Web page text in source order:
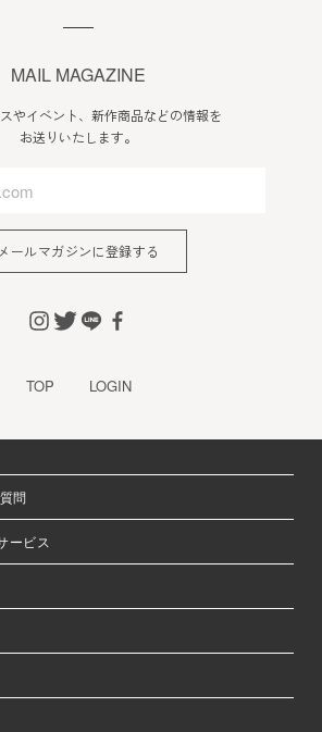
になります。
ら提供された個人情報
にあたって、会員の住所、電話番号、購
人情報を適切かつ確実に管理するものと
を当社が受けた際、架空の人物を登録し
であっても前述のいずれかであること
だちに承認を取り消させていただきま
、商用することを禁止します
員は当サイトに掲載されているいかな
他へ転用することを禁止いたします。
トの掲載内容、営業内容は会員への通
MAIL MAGAZINE
やイベント、新作商品などの情報を
お送りいたします。
メールマガジンに登録する
TOP LOGIN
問
ービス